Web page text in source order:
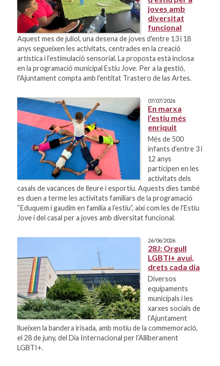
joves amb
diversitat
funcional
Aquest mes de juliol, una desena de joves d'entre 13 i 18
anys segueixen les activitats, centrades en la creació
artística i l’estimulació sensorial. La proposta està inclosa
en la programació municipal Estiu Jove. Per a la gestió,
l'Ajuntament compta amb l’entitat Trastero de las Artes.
07/07/2026
En marxa
l’estiu més
enriquit
Més de 500
infants d’entre 3 i
12 anys
participen en les
activitats dels
casals de vacances de lleure i esportiu. Aquests dies també
es duen a terme les activitats familiars de la programació
“Eduquem i gaudim en família a l’estiu”, així com les de l’Estiu
Jove i del casal per a joves amb diversitat funcional.
26/06/2026
28J: Orgull
LGBTI+ avui,
drets cada dia
Diversos
equipaments
municipals i les
xarxes socials de
l’Ajuntament
llueixen la bandera irisada, amb motiu de la commemoració,
el 28 de juny, del Dia Internacional per l’Alliberament
LGBTI+.